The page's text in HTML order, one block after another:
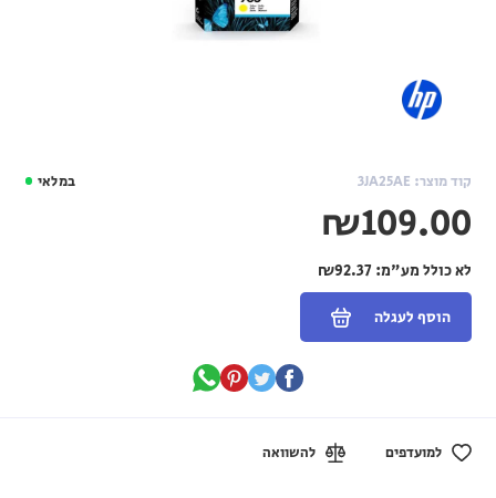
במלאי קוד מוצר: 3JA25AE
₪109.00
לא כולל מע"מ:₪92.37
הוסף לעגלה
למועדפים להשוואה